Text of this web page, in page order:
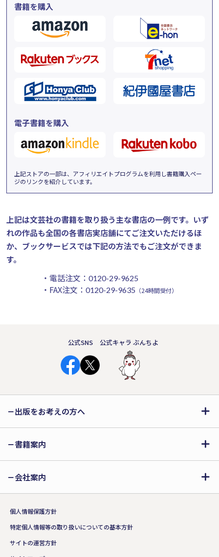
書籍を購入
電子書籍を購入
上記ストアの一部は、アフィリエイトプログラムを利用し書籍購入ペー
ジのリンクを紹介しています。
上記は文芸社の書籍を取り扱う主な書店の一例です。 いず
れの作品も全国の各書店実店舗にてご注文いただけるほ
か、ブックサービスでは下記の方法でもご注文ができま
す。
・電話注文： 0120-29-9625
・FAX注文： 0120-29-9635 （24時間受付）
公式SNS 公式キャラ ぶんちよ
出版をお考えの方へ
書籍案内
会社案内
個人情報保護方針
特定個人情報等の取り扱いについての基本方針
サイトの運営方針